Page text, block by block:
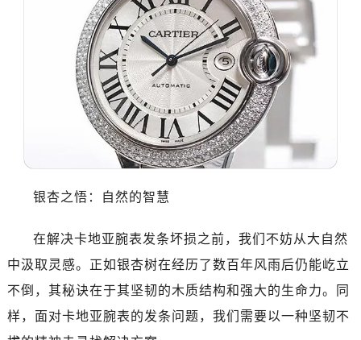
银杏之悟：自然的智慧
在解决卡地亚腕表发条坏损之前，我们不妨从大自然
中汲取灵感。正如银杏树在经历了数百年风雨后仍能屹立
不倒，其秘诀在于其坚韧的木质结构和强大的生命力。同
样，面对卡地亚腕表的发条问题，我们需要以一种坚韧不